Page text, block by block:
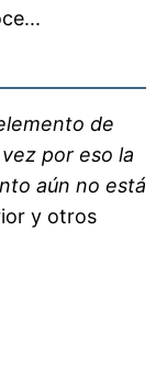
de
por eso la
aún no está
y otros